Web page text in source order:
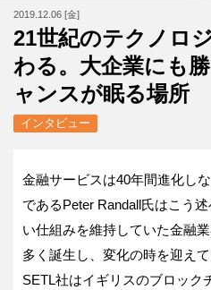
2019.12.06 [金]
21世紀のテクノロ
わる。大企業にも
ャンスが眠る場所
インタビュー
金融サービスは40年間進化し
であるPeter Randall氏はこう
い仕組みを維持していた金融
多く誕生し、変化の時を迎えて
SETL社はイギリスのブロック